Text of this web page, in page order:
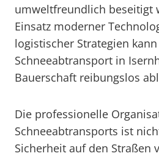
umweltfreundlich beseitigt
Einsatz moderner
logistischer Strategien
Schneeabtransport in
Bauerschaft reibungslos
Die professionelle
Schneeabtransports ist
Sicherheit auf den Straßen